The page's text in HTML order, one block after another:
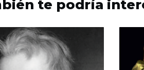
te podría